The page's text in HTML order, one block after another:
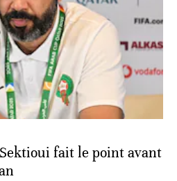
fait le point avant